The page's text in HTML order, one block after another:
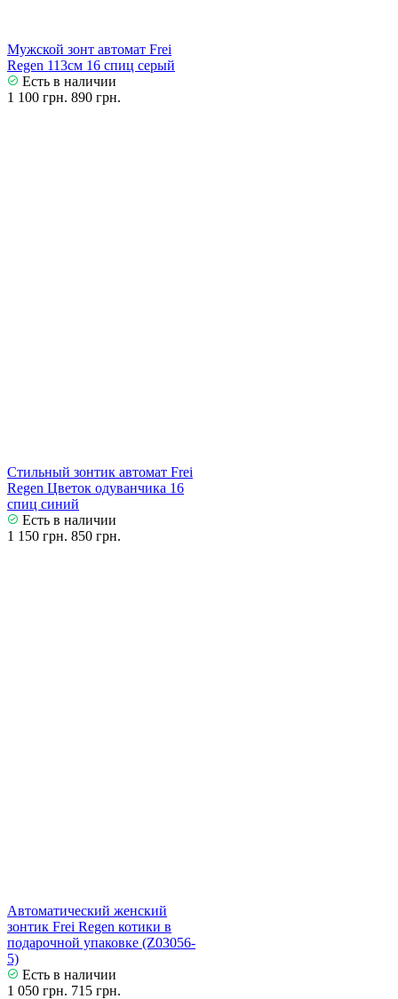
Мужской зонт автомат Frei
Regen 113см 16 спиц серый
Есть в наличии
1 100 грн. 890 грн.
Стильный зонтик автомат Frei
Regen Цветок одуванчика 16
спиц синий
Есть в наличии
1 150 грн. 850 грн.
Автоматический женский
зонтик Frei Regen котики в
подарочной упаковке (Z03056-
5)
Есть в наличии
1 050 грн. 715 грн.